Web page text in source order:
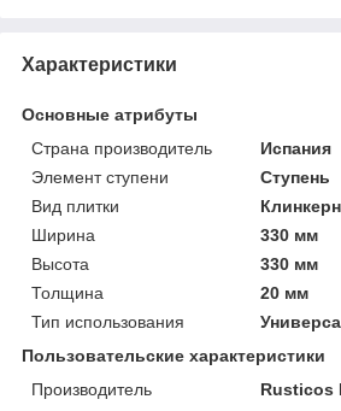
Характеристики
Основные атрибуты
Страна производитель
Испания
Элемент ступени
Ступень
Вид плитки
Ширина
330 мм
Высота
330 мм
Толщина
20 мм
Тип использования
Пользовательские характеристики
Производитель
Rusticos